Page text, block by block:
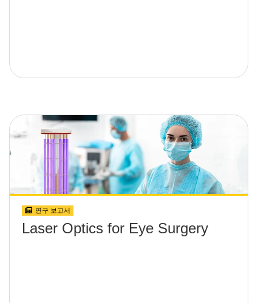
연구 보고서
Laser Optics for Eye Surgery